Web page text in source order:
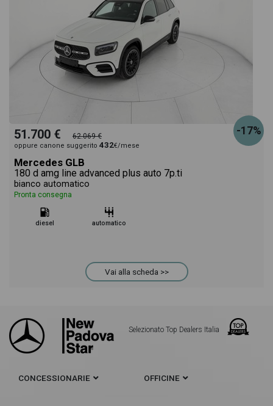
-17%
51.700 € 62.069 €
oppure canone suggerito 432€/mese
Mercedes GLB
180 d amg line advanced plus auto 7p.ti
bianco automatico
Pronta consegna
diesel automatico
Vai alla scheda >>
Selezionato Top Dealers Italia
CONCESSIONARIE OFFICINE